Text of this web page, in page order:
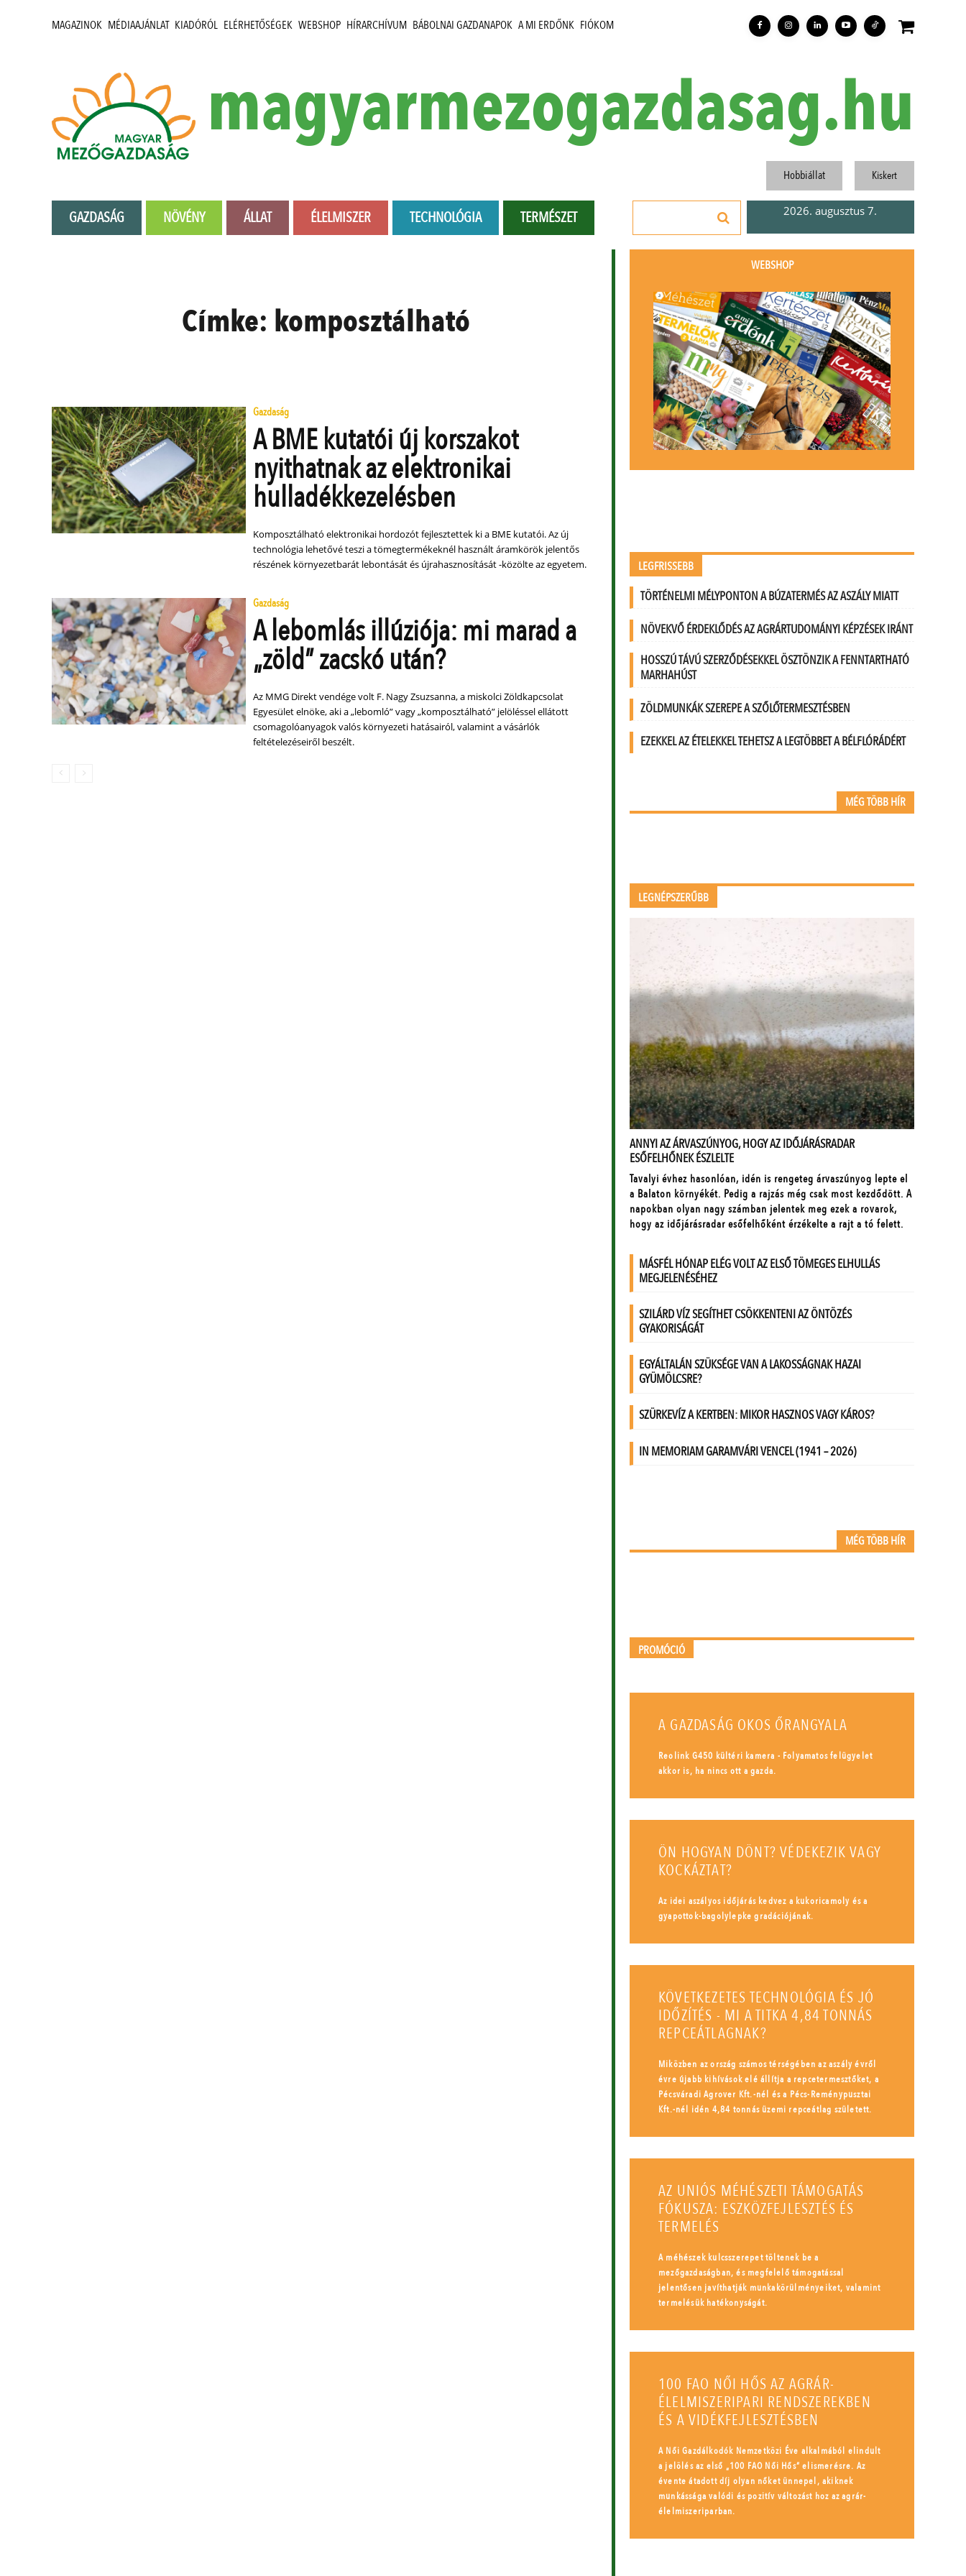
MAGAZINOK MÉDIAAJÁNLAT KIADÓRÓL ELÉRHETŐSÉGEK WEBSHOP HÍRARCHÍVUM BÁBOLNAI GAZDANAPOK A MI ERDŐNK FIÓKOM
magyarmezogazdasag.hu
GAZDASÁG NÖVÉNY ÁLLAT ÉLELMISZER TECHNOLÓGIA TERMÉSZET
Hobbiállat Kiskert
2026. augusztus 7.
Címke: komposztálható
Gazdaság
A BME kutatói új korszakot
nyithatnak az elektronikai
hulladékkezelésben
Komposztálható elektronikai hordozót fejlesztettek ki a BME kutatói. Az új
technológia lehetővé teszi a tömegtermékeknél használt áramkörök jelentős
részének környezetbarát lebontását és újrahasznosítását -közölte az egyetem.
Gazdaság
A lebomlás illúziója: mi marad a
„zöld” zacskó után?
Az MMG Direkt vendége volt F. Nagy Zsuzsanna, a miskolci Zöldkapcsolat
Egyesület elnöke, aki a „lebomló” vagy „komposztálható” jelöléssel ellátott
csomagolóanyagok valós környezeti hatásairól, valamint a vásárlók
feltételezéseiről beszélt.
WEBSHOP
LEGFRISSEBB
TÖRTÉNELMI MÉLYPONTON A BÚZATERMÉS AZ ASZÁLY MIATT
NÖVEKVŐ ÉRDEKLŐDÉS AZ AGRÁRTUDOMÁNYI KÉPZÉSEK IRÁNT
HOSSZÚ TÁVÚ SZERZŐDÉSEKKEL ÖSZTÖNZIK A FENNTARTHATÓ
MARHAHÚST
ZÖLDMUNKÁK SZEREPE A SZŐLŐTERMESZTÉSBEN
EZEKKEL AZ ÉTELEKKEL TEHETSZ A LEGTÖBBET A BÉLFLÓRÁDÉRT
MÉG TÖBB HÍR
LEGNÉPSZERŰBB
MÉG TÖBB HÍR
PROMÓCIÓ
A GAZDASÁG OKOS ŐRANGYALA
Reolink G450 kültéri kamera - Folyamatos felügyelet
akkor is, ha nincs ott a gazda.
ÖN HOGYAN DÖNT? VÉDEKEZIK VAGY
KOCKÁZTAT?
Az idei aszályos időjárás kedvez a kukoricamoly és a
gyapottok-bagolylepke gradációjának.
KÖVETKEZETES TECHNOLÓGIA ÉS JÓ
IDŐZÍTÉS - MI A TITKA 4,84 TONNÁS
REPCEÁTLAGNAK?
Miközben az ország számos térségében az aszály évről
évre újabb kihívások elé állítja a repcetermesztőket, a
Pécsváradi Agrover Kft.-nél és a Pécs-Reménypusztai
Kft.-nél idén 4,84 tonnás üzemi repceátlag született.
AZ UNIÓS MÉHÉSZETI TÁMOGATÁS
FÓKUSZA: ESZKÖZFEJLESZTÉS ÉS
TERMELÉS
A méhészek kulcsszerepet töltenek be a
mezőgazdaságban, és megfelelő támogatással
jelentősen javíthatják munkakörülményeiket, valamint
termelésük hatékonyságát.
100 FAO NŐI HŐS AZ AGRÁR-
ÉLELMISZERIPARI RENDSZEREKBEN
ÉS A VIDÉKFEJLESZTÉSBEN
A Női Gazdálkodók Nemzetközi Éve alkalmából elindult
a jelölés az első „100 FAO Női Hős” elismerésre. Az
évente átadott díj olyan nőket ünnepel, akiknek
munkássága valódi és pozitív változást hoz az agrár-
élelmiszeriparban.